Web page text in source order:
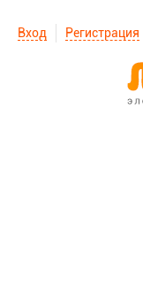
Вход Регистрация